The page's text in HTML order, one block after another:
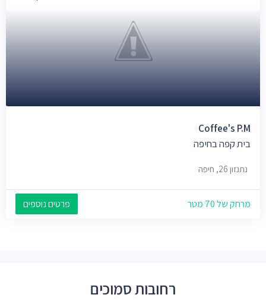
Coffee's P.m
בית קפה בחיפה
נתנזון 26, חיפה
מרחק של 70 מטר פרטים נוספים
רחובות סמוכים